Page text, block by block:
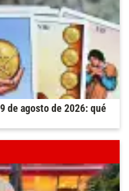
de agosto de 2026: qué